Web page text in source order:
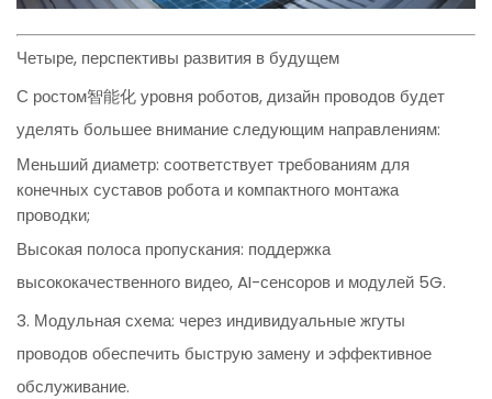
Четыре, перспективы развития в будущем
С ростом智能化 уровня роботов, дизайн проводов будет
уделять большее внимание следующим направлениям:
Меньший диаметр: соответствует требованиям для
конечных суставов робота и компактного монтажа
проводки;
Высокая полоса пропускания: поддержка
высококачественного видео, AI-сенсоров и модулей 5G.
3. Модульная схема: через индивидуальные жгуты
проводов обеспечить быструю замену и эффективное
обслуживание.